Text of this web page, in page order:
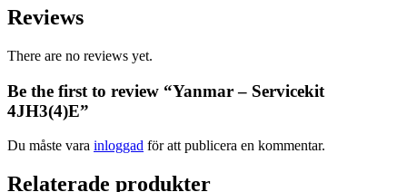
Reviews
There are no reviews yet.
Be the first to review “Yanmar – Servicekit
4JH3(4)E”
Du måste vara inloggad för att publicera en kommentar.
Relaterade produkter